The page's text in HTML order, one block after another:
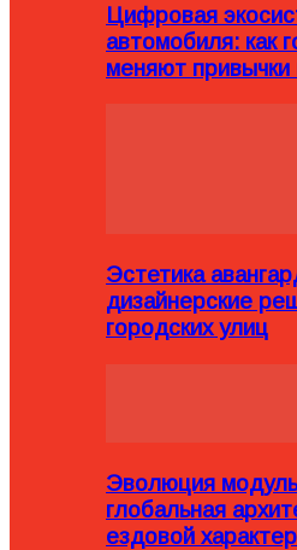
Цифровая
автомобиля: как
меняют привычки
Эстетика
дизайнерские
городских улиц
Эволюция
глобальная
ездовой